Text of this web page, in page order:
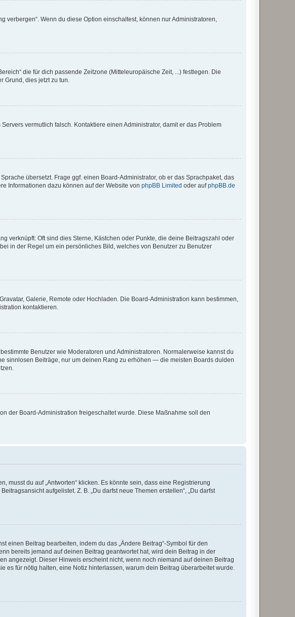
verbergen“. Wenn du diese Option einschaltest, können nur Administratoren,
die für dich passende Zeitzone (Mitteleuropäische Zeit, ...) festlegen. Die
Grund, dies jetzt zu tun.
vermutlich falsch. Kontaktiere einen Administrator, damit er das Problem
übersetzt. Frage ggf. einen Board-Administrator, ob er das Sprachpaket, das
Informationen dazu können auf der Website von phpBB Limited oder aufphpBB.de
verknüpft: Oft sind dies Sterne, Kästchen oder Punkte, die deine Beitragszahl oder
in der Regel um ein persönliches Bild, welches von Benutzer zu Benutzer
Galerie, Remote oder Hochladen. Die Board-Administration kann bestimmen,
kontaktieren.
Benutzer wie Moderatoren und Administratoren. Normalerweise kannst du
sinnlosen Beiträge, nur um deinen Rang zu erhöhen — die meisten Boards dulden
der Board-Administration freigeschaltet wurde. Diese Maßnahme soll den
musst du auf „Antworten“ klicken. Es könnte sein, dass eine Registrierung
aufgelistet. Z. B. „Du darfst neue Themen erstellen“, „Du darfst
einen Beitrag bearbeiten, indem du das „Ändere Beitrag“-Symbol für den
bereits jemand auf deinen Beitrag geantwortet hat, wird dein Beitrag in der
angezeigt. Dieser Hinweis erscheint nicht, wenn noch niemand auf deinen Beitrag
es für nötig halten, eine Notiz hinterlassen, warum dein Beitrag überarbeitet wurde.